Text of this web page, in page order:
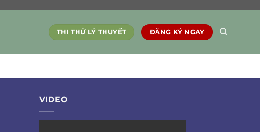
THI THỬ LÝ THUYẾT ĐĂNG KÝ NGAY
VIDEO